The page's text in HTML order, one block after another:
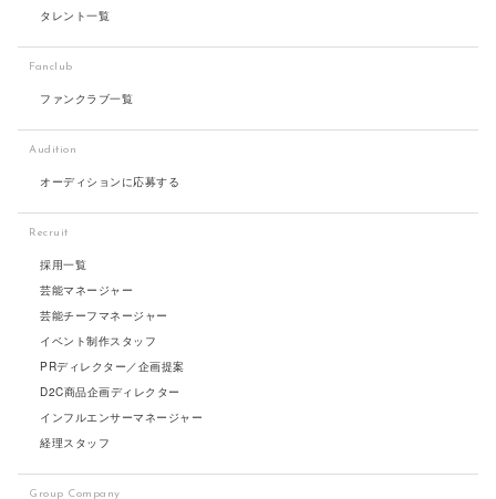
タレント一覧
Fanclub
ファンクラブ一覧
Audition
オーディションに応募する
Recruit
採用一覧
芸能マネージャー
芸能チーフマネージャー
イベント制作スタッフ
PRディレクター／企画提案
D2C商品企画ディレクター
インフルエンサーマネージャー
経理スタッフ
Group Company